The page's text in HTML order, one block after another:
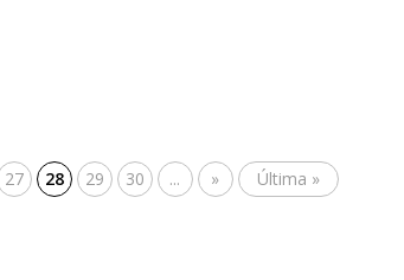
27 28 29 30 ... » Última »